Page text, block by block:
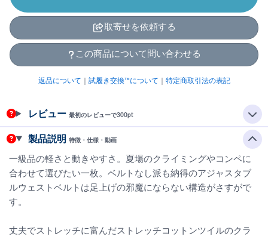
取寄せを依頼する
この商品について問い合わせる
返品について 試履き交換™について 特定商取引法の表記
レビュー 最初のレビューで300pt
製品説明 特徴・仕様・動画
一級品の軽さと動きやすさ。夏場のクライミングやコンペに
合わせて選びたい一枚。ベルトなし派も納得のアジャスタブ
ルウェストベルトは足上げの邪魔にならない構造がさすがで
す。
丈夫でストレッチに富んだストレッチコットンツイルのクラ